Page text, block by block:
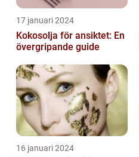
17 januari 2024
Kokosolja för ansiktet: En
övergripande guide
16 januari 2024